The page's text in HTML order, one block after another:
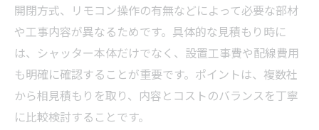
開閉方式、リモコン操作の有無などによって必要な部材
や工事内容が異なるためです。具体的な見積もり時に
は、シャッター本体だけでなく、設置工事費や配線費用
も明確に確認することが重要です。ポイントは、複数社
から相見積もりを取り、内容とコストのバランスを丁寧
に比較検討することです。